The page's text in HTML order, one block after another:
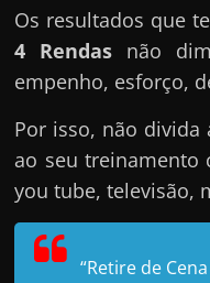
Os resultados que
4 Rendas não
empenho, esforço,
Por isso, não divida
ao seu treinamento
you tube, televisão,
“Retire de